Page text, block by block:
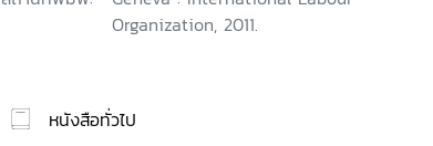
Organization, 2011.
หนังสือทั่วไป